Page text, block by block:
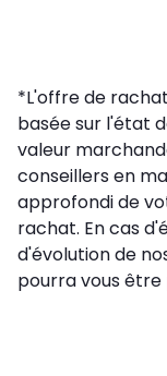
*L'offre de
basée sur l'état
valeur
conseillers en
approfondi de
rachat. En cas
d'évolution de
pourra vous être